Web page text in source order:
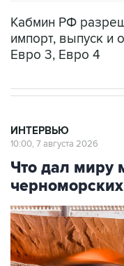
Кабмин РФ
импорт, выпуск и
Евро 3, Евро 4
ИНТЕРВЬЮ
10:00, 7 августа 2026
Что дал миру